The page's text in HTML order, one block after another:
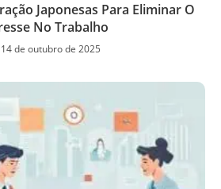
Japonesas Para Eliminar O
No Trabalho
14 de outubro de 2025